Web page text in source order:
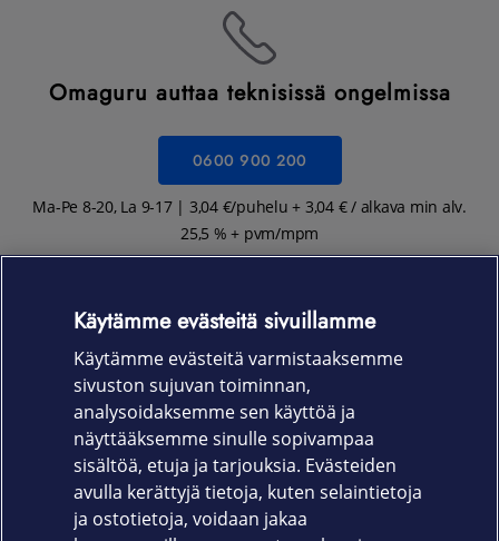
Omaguru auttaa teknisissä ongelmissa
0600 900 200
Ma-Pe 8-20, La 9-17 | 3,04 €/puhelu + 3,04 € / alkava min alv.
25,5 % + pvm/mpm
Myyntipalvelu
0800 04411
Ma-Pe 8-16 | Maksuton numero
Käytämme evästeitä sivuillamme
Käytämme evästeitä varmistaaksemme
sivuston sujuvan toiminnan,
analysoidaksemme sen käyttöä ja
näyttääksemme sinulle sopivampaa
sisältöä, etuja ja tarjouksia. Evästeiden
avulla kerättyjä tietoja, kuten selaintietoja
ja ostotietoja, voidaan jakaa